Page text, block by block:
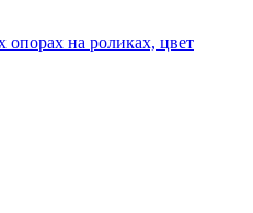
опорах на роликах, цвет